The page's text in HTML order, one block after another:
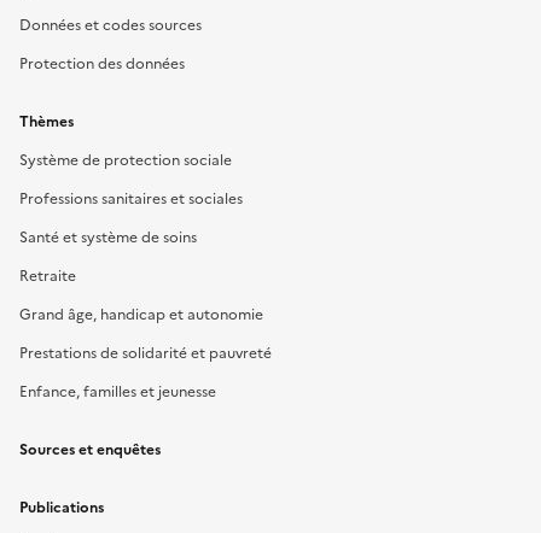
Données et codes sources
Protection des données
Thèmes
Système de protection sociale
Professions sanitaires et sociales
Santé et système de soins
Retraite
Grand âge, handicap et autonomie
Prestations de solidarité et pauvreté
Enfance, familles et jeunesse
Sources et enquêtes
Publications